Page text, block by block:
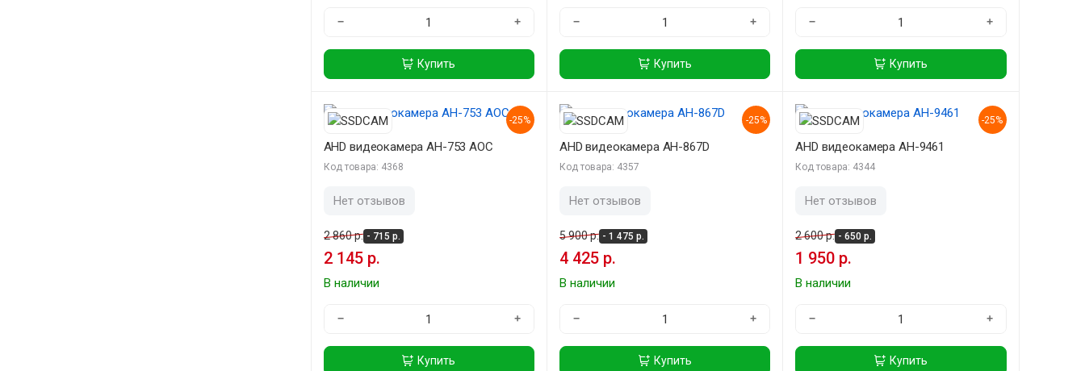
− +
Купить
− +
Купить
− +
Купить
-25%
AHD видеокамера AH-753 AOC
Код товара: 4368
Нет отзывов
2 860 р. - 715 р.
2 145 р.
В наличии
− +
Купить
-25%
AHD видеокамера AH-867D
Код товара: 4357
Нет отзывов
5 900 р. - 1 475 р.
4 425 р.
В наличии
− +
Купить
-25%
AHD видеокамера AH-9461
Код товара: 4344
Нет отзывов
2 600 р. - 650 р.
1 950 р.
В наличии
− +
Купить